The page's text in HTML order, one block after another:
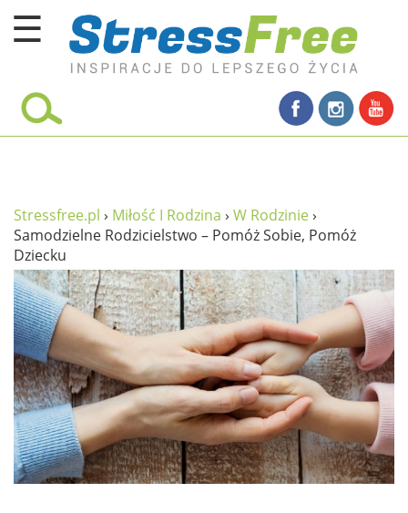
☰
Kursy online
umysł
proste życie
relaks
filozofia życia
wolność od stresu
miłość i rodzina
w rodzinie
wychowanie dzieci
edukacja
Stressfree.pl › Miłość I Rodzina › W Rodzinie›
Samodzielne Rodzicielstwo – Pomóż Sobie, Pomóż
Dziecku